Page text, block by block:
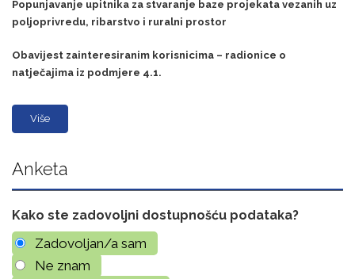
Popunjavanje upitnika za stvaranje baze projekata vezanih uz
poljoprivredu, ribarstvo i ruralni prostor
Obavijest zainteresiranim korisnicima – radionice o
natječajima iz podmjere 4.1.
Više
Anketa
Kako ste zadovoljni dostupnošću podataka?
Zadovoljan/a sam
Ne znam